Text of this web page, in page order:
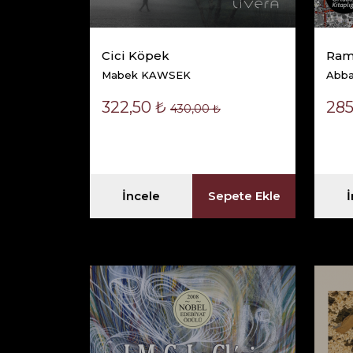
Cici Köpek
Mabek KAWSEK
322,50 ₺ 430,00 ₺
İncele Sepete Ekle